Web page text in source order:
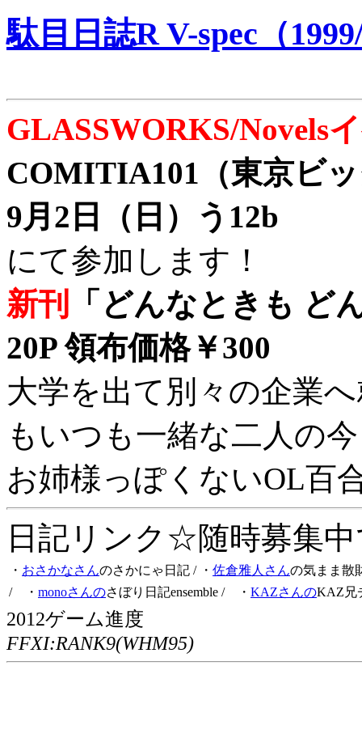
駄目日誌R V-spec（
GLASSWORKS/Novels
COMITIA101（東京ビ
9月2日（日）う12b
にて参加します！
新刊
「どんなときも ど
20P 領布価格￥300
大学を出て別々の企業
もいつも一緒な二人の
お姉様っぽくないOL百
日記リンク☆随時募集
・ おさかなさんのさかにゃ日記 / ・ 佐倉雅人さんの気まま散
/ ・ monoさんのさぼり日記ensemble / ・ KAZさんのKAZ兄
2012ゲーム進度
FFXI:RANK9(WHM95)